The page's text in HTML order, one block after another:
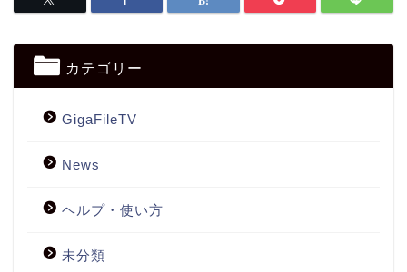
カテゴリー
GigaFileTV
News
ヘルプ・使い方
未分類